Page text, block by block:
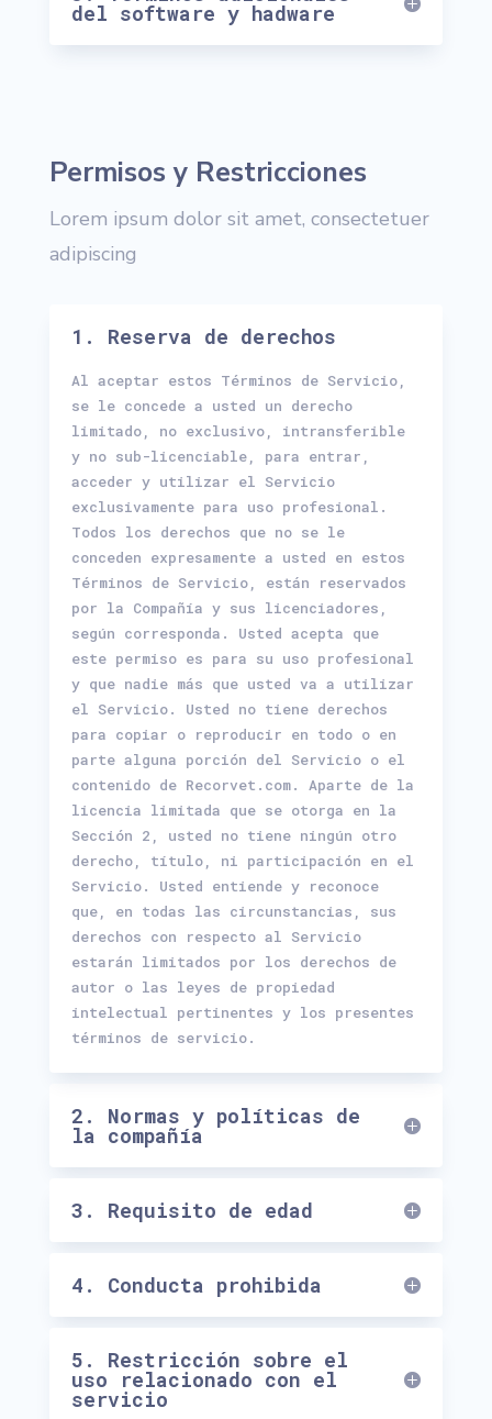
del software y hadware
Permisos y Restricciones
Lorem ipsum dolor sit amet, consectetuer
adipiscing
1. Reserva de derechos
Al aceptar estos Términos de Servicio,
se le concede a usted un derecho
limitado, no exclusivo, intransferible
y no sub-licenciable, para entrar,
acceder y utilizar el Servicio
exclusivamente para uso profesional.
Todos los derechos que no se le
conceden expresamente a usted en estos
Términos de Servicio, están reservados
por la Compañía y sus licenciadores,
según corresponda. Usted acepta que
este permiso es para su uso profesional
y que nadie más que usted va a utilizar
el Servicio. Usted no tiene derechos
para copiar o reproducir en todo o en
parte alguna porción del Servicio o el
contenido de Recorvet.com. Aparte de la
licencia limitada que se otorga en la
Sección 2, usted no tiene ningún otro
derecho, título, ni participación en el
Servicio. Usted entiende y reconoce
que, en todas las circunstancias, sus
derechos con respecto al Servicio
estarán limitados por los derechos de
autor o las leyes de propiedad
intelectual pertinentes y los presentes
términos de servicio.
2. Normas y políticas de
la compañía
3. Requisito de edad
4. Conducta prohibida
5. Restricción sobre el
uso relacionado con el
servicio